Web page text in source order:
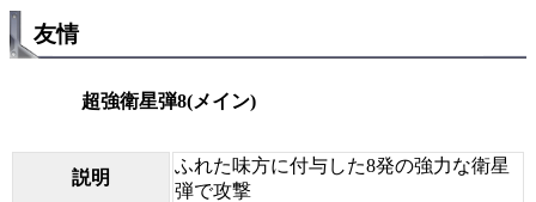
友情
超強衛星弾8(メイン)
説明
ふれた味方に付与した8発の強力な衛星
弾で攻撃